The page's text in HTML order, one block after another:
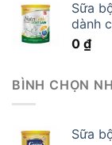
Sữa
dành
0 ₫
BÌNH CHỌN
Sữa